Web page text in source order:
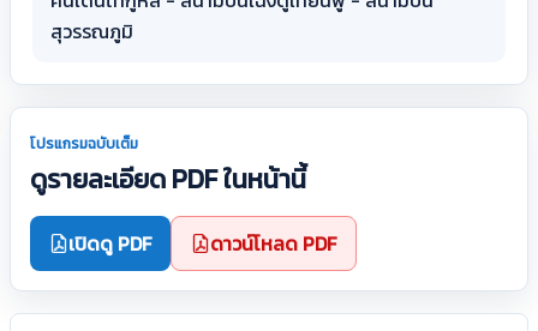
สุวรรณภูมิ
โปรแกรมฉบับเต็ม
ดูรายละเอียด PDF ในหน้านี้
เปิดดู PDF ดาวน์โหลด PDF